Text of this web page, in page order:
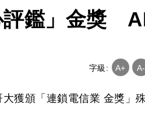
評鑑」金獎
字級: A+ A-
獲頒「連鎖電信業 金獎」